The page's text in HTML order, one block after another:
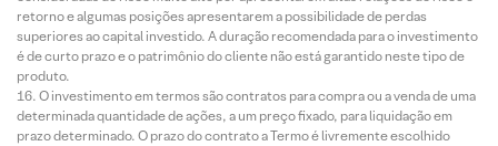
retorno e algumas posições apresentarem a possibilidade de perdas
superiores ao capital investido. A duração recomendada para o investimento
é de curto prazo e o patrimônio do cliente não está garantido neste tipo de
produto.
O investimento em termos são contratos para compra ou a venda de uma
determinada quantidade de ações, a um preço fixado, para liquidação em
prazo determinado. O prazo do contrato a Termo é livremente escolhido